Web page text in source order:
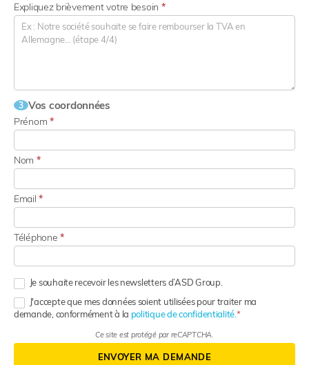
Expliquez brièvement votre besoin *
3 Vos coordonnées
Prénom*
Nom *
Email*
Téléphone*
Je souhaite recevoir les newsletters d’ASD Group.
J'accepte que mes données soient utilisées pour traiter ma
demande, conformément à la politique de confidentialité.
Ce site est protégé par reCAPTCHA.
ENVOYER MA DEMANDE